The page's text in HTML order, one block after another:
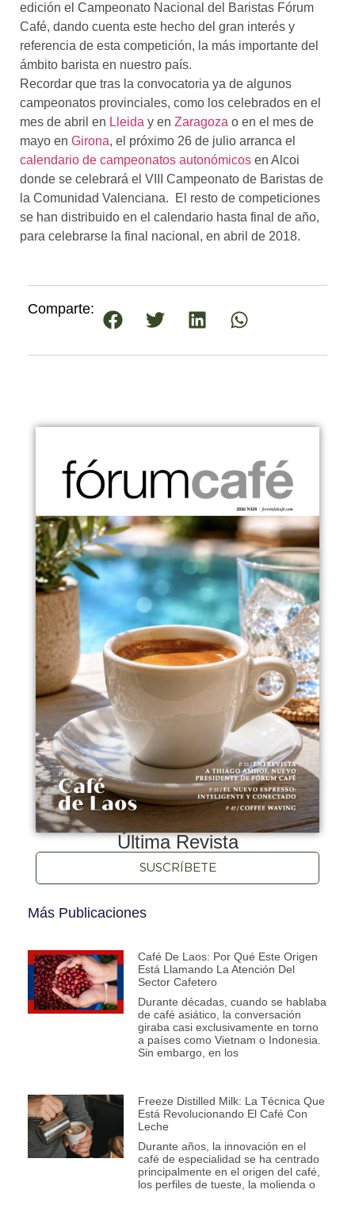
edición el Campeonato Nacional del Baristas Fórum
Café, dando cuenta este hecho del gran interés y
referencia de esta competición, la más importante del
ámbito barista en nuestro país.
Recordar que tras la convocatoria ya de algunos
campeonatos provinciales, como los celebrados en el
mes de abril en Lleida y en Zaragoza o en el mes de
mayo en Girona, el próximo 26 de julio arranca el
calendario de campeonatos autonómicos en Alcoi
donde se celebrará el VIII Campeonato de Baristas de
la Comunidad Valenciana. El resto de competiciones
se han distribuido en el calendario hasta final de año,
para celebrarse la final nacional, en abril de 2018.
Comparte:
Última Revista
SUSCRÍBETE
Más Publicaciones
Café De Laos: Por Qué Este Origen
Está Llamando La Atención Del
Sector Cafetero
Durante décadas, cuando se hablaba
de café asiático, la conversación
giraba casi exclusivamente en torno
a países como Vietnam o Indonesia.
Sin embargo, en los
Freeze Distilled Milk: La Técnica Que
Está Revolucionando El Café Con
Leche
Durante años, la innovación en el
café de especialidad se ha centrado
principalmente en el origen del café,
los perfiles de tueste, la molienda o